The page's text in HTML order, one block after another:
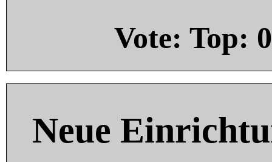
Vote: Top: 0
Neue